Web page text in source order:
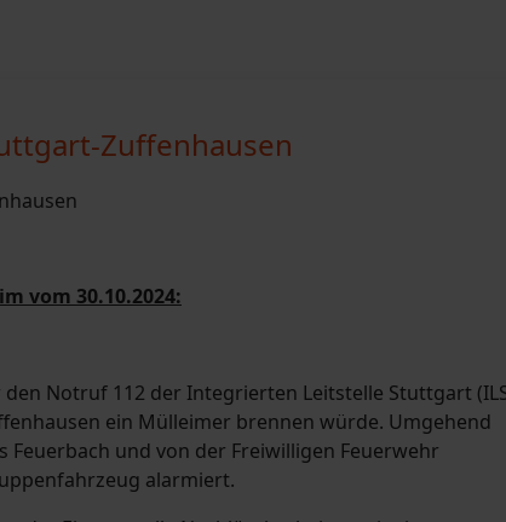
Zuffenhausen
vom 30.10.2024:
Notruf 112 der Integrierten Leitstelle Stuttgart
ein Mülleimer brennen würde. Umgehend
und von der Freiwilligen Feuerwehr
alarmiert.